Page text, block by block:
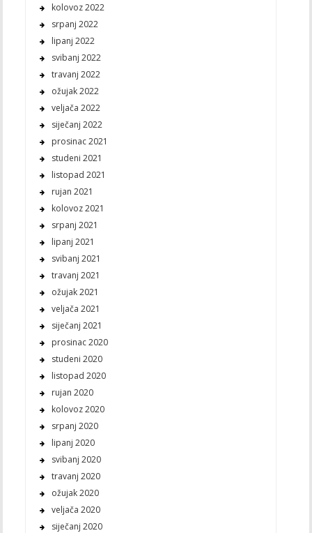
kolovoz 2022
srpanj 2022
lipanj 2022
svibanj 2022
travanj 2022
ožujak 2022
veljača 2022
siječanj 2022
prosinac 2021
studeni 2021
listopad 2021
rujan 2021
kolovoz 2021
srpanj 2021
lipanj 2021
svibanj 2021
travanj 2021
ožujak 2021
veljača 2021
siječanj 2021
prosinac 2020
studeni 2020
listopad 2020
rujan 2020
kolovoz 2020
srpanj 2020
lipanj 2020
svibanj 2020
travanj 2020
ožujak 2020
veljača 2020
siječanj 2020